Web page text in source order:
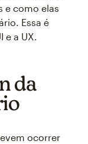
e como elas
Essa é
e a UX.
da
ocorrer